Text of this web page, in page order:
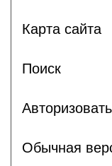
Карта сайта
Поиск
Обычная